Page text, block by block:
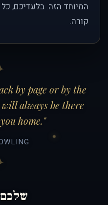
המיוחד הזה. בלעדיכם,
קורה.
by page or by the
always be there
home."